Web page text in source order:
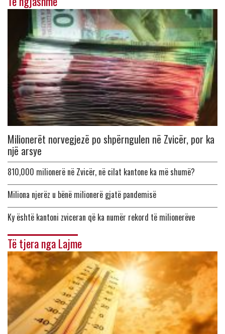
Milionerët norvegjezë po shpërngulen në Zvicër, por ka
një arsye
810,000 milionerë në Zvicër, në cilat kantone ka më shumë?
Miliona njerëz u bënë milionerë gjatë pandemisë
Ky është kantoni zviceran që ka numër rekord të milionerëve
Të tjera nga Lajme